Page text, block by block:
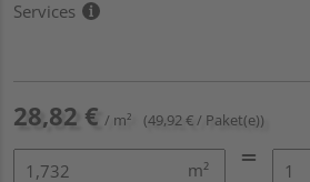
Services
28,82 € / m² (49,92 € / Paket(e))
m²